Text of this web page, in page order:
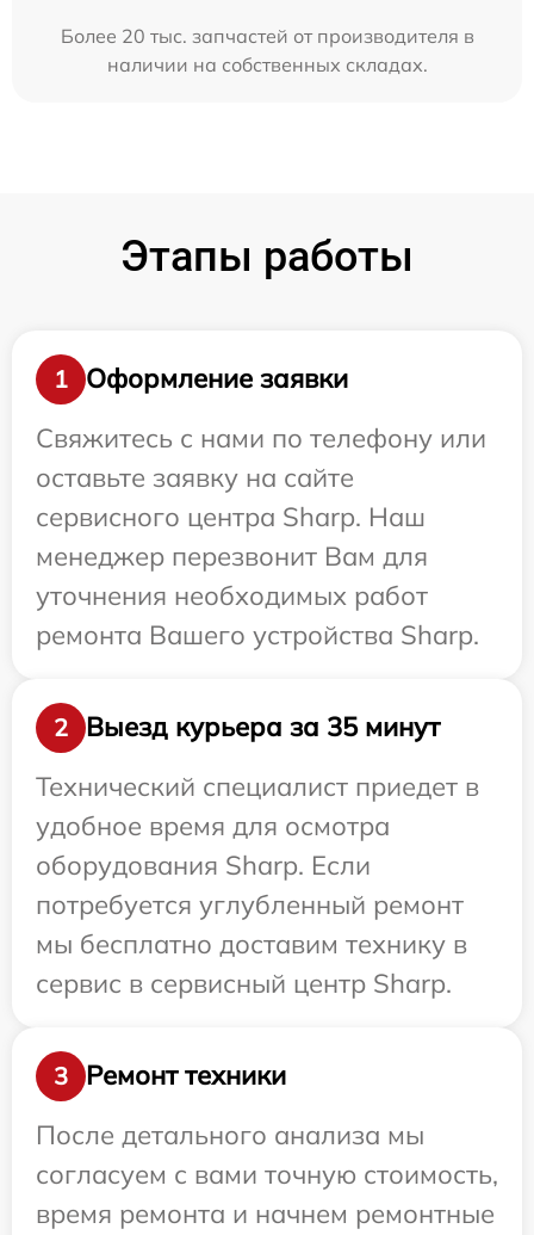
Более 20 тыс. запчастей от производителя в
наличии на собственных складах.
Этапы работы
1
Оформление заявки
Свяжитесь с нами по телефону или
оставьте заявку на сайте
сервисного центра Sharp. Наш
менеджер перезвонит Вам для
уточнения необходимых работ
ремонта Вашего устройства Sharp.
2
Выезд курьера за 35 минут
Технический специалист приедет в
удобное время для осмотра
оборудования Sharp. Если
потребуется углубленный ремонт
мы бесплатно доставим технику в
сервис в сервисный центр Sharp.
3
Ремонт техники
После детального анализа мы
согласуем с вами точную стоимость,
время ремонта и начнем ремонтные